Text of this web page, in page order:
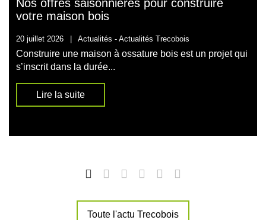
Nos offres saisonnières pour construire
votre maison bois
20 juillet 2026 Actualités - Actualités Trecobois
Construire une maison à ossature bois est un projet qui
s’inscrit dans la durée...
Lire la suite
Toute l'actu Trecobois